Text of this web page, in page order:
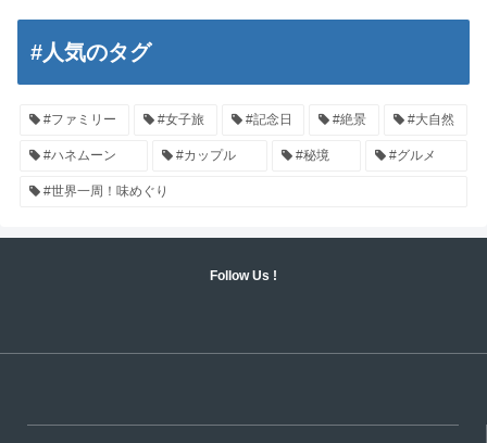
#人気のタグ
#ファミリー #女子旅 #記念日 #絶景 #大自然
#ハネムーン #カップル #秘境 #グルメ
#世界一周！味めぐり
Follow Us !